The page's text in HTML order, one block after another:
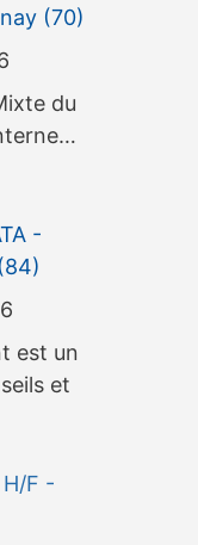
(70)
du
-
est un
et
H/F -